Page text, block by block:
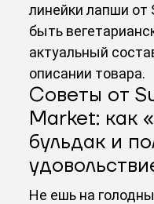
линейки лапши от
быть
актуальный
описании товара.
Советы от
Market: как
бульдак и
Не ешь на